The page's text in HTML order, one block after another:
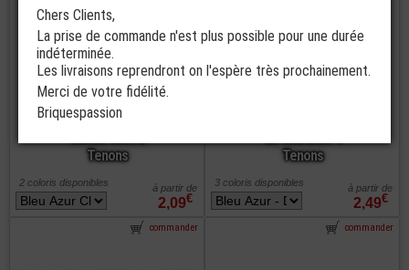
LEGO® Barrière
3x3x2 Quart de
Tenons
2,09€
à partir de
2 coloris disponibles
LEGO®
Tenons
2,49€
à partir de
3 coloris disponibles
commander commander
Chers Clients,
La prise de commande n'est plus possible pour une durée
indéterminée.
Les livraisons reprendront on l'espère très prochainement.
Merci de votre fidélité.
Briquespassion